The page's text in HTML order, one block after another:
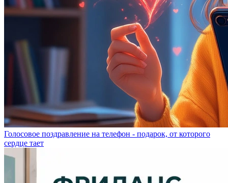
Голосовое поздравление на телефон - подарок, от которого
сердце тает